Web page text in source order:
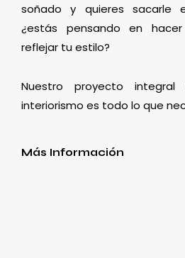
soñado y quieres sacarle
¿estás pensando en
reflejar tu estilo?
Nuestro proyecto
interiorismo es todo lo que
Más Información